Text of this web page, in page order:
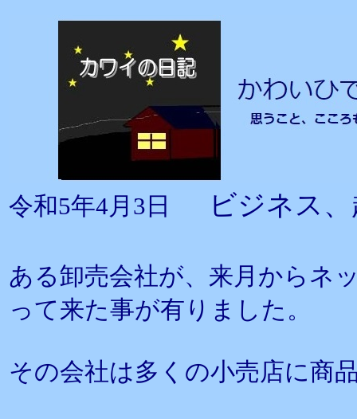
令和5年4月3日 ビジネス
ある卸売会社が、来月からネ
って来た事が有りました。
その会社は多くの小売店に商